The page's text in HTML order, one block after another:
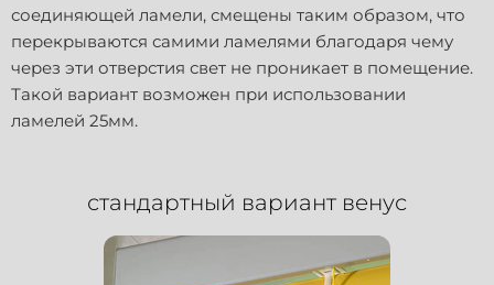
соединяющей ламели, смещены таким образом, что
перекрываются самими ламелями благодаря чему
через эти отверстия свет не проникает в помещение.
Такой вариант возможен при использовании
ламелей 25мм.
стандартный вариант венус